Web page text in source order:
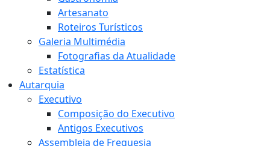
Artesanato
Roteiros Turísticos
Galeria Multimédia
Fotografias da Atualidade
Estatística
Autarquia
Executivo
Composição do Executivo
Antigos Executivos
Assembleia de Freguesia